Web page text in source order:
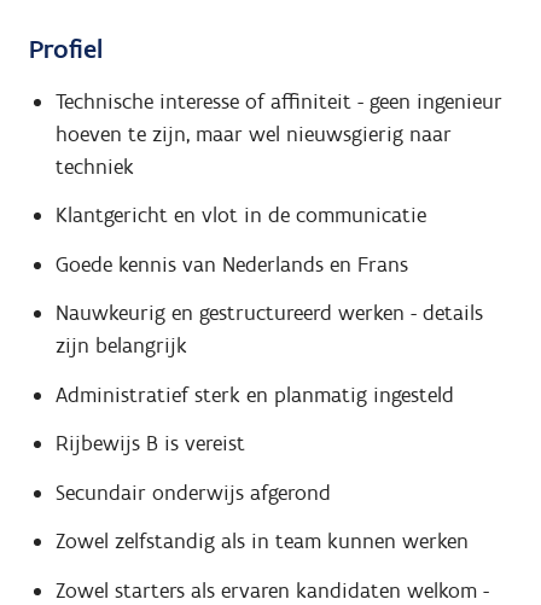
Profiel
Technische interesse of affiniteit - geen ingenieur
hoeven te zijn, maar wel nieuwsgierig naar
techniek
Klantgericht en vlot in de communicatie
Goede kennis van Nederlands en Frans
Nauwkeurig en gestructureerd werken - details
zijn belangrijk
Administratief sterk en planmatig ingesteld
Rijbewijs B is vereist
Secundair onderwijs afgerond
Zowel zelfstandig als in team kunnen werken
Zowel starters als ervaren kandidaten welkom -